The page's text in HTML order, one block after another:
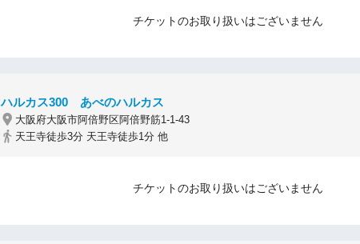
チケットのお取り扱いはございません
ハルカス300 あべのハルカス
大阪府大阪市阿倍野区阿倍野筋1-1-43
天王寺徒歩3分 天王寺徒歩1分 他
チケットのお取り扱いはございません